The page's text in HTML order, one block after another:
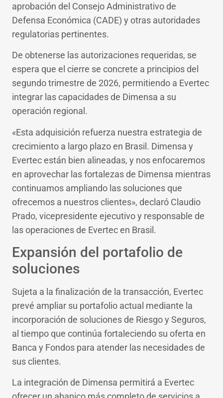
aprobación del Consejo Administrativo de
Defensa Económica (CADE) y otras autoridades
regulatorias pertinentes.
De obtenerse las autorizaciones requeridas, se
espera que el cierre se concrete a principios del
segundo trimestre de 2026, permitiendo a Evertec
integrar las capacidades de Dimensa a su
operación regional.
«Esta adquisición refuerza nuestra estrategia de
crecimiento a largo plazo en Brasil. Dimensa y
Evertec están bien alineadas, y nos enfocaremos
en aprovechar las fortalezas de Dimensa mientras
continuamos ampliando las soluciones que
ofrecemos a nuestros clientes», declaró Claudio
Prado, vicepresidente ejecutivo y responsable de
las operaciones de Evertec en Brasil.
Expansión del portafolio de
soluciones
Sujeta a la finalización de la transacción, Evertec
prevé ampliar su portafolio actual mediante la
incorporación de soluciones de Riesgo y Seguros,
al tiempo que continúa fortaleciendo su oferta en
Banca y Fondos para atender las necesidades de
sus clientes.
La integración de Dimensa permitirá a Evertec